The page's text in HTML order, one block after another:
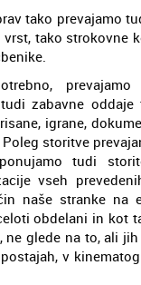
tako prevajamo
vrst, tako strokovne
prevajamo
zabavne oddaje
igrane,
storitve
tudi
vseh
naše stranke na
obdelani in kot
ne glede na to, ali
v